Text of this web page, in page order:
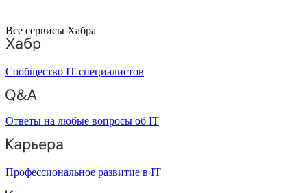
Все сервисы Хабра
Сообщество IT-специалистов
Ответы на любые вопросы об IT
Профессиональное развитие в IT